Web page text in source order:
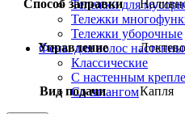
Тележки для
Тележки
Тележки уборочные
Фены для волос
Классические
С настенным
Со шлангом
Способ заправки
Управление
Вид подачи Капля